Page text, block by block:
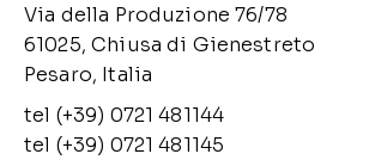
Via della Produzione 76/78
61025, Chiusa di Gienestreto
Pesaro, Italia
tel (+39) 0721 481144
tel (+39) 0721 481145